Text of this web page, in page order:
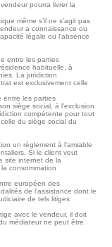
pourra livrer la
même s’il ne s’agit pas
a connaissance ou
légale ou l'absence
entre les parties
habituelle, à
La juridiction
est exclusivement celle
entre les parties
siège social, à l’exclusion
compétente pour tout
du siège social du
un règlement à l'amiable
Si le client veut
site internet de la
consommation
européen des
de l’assistance dont le
de tels litiges
avec le vendeur, il doit
médiateur ne peut être